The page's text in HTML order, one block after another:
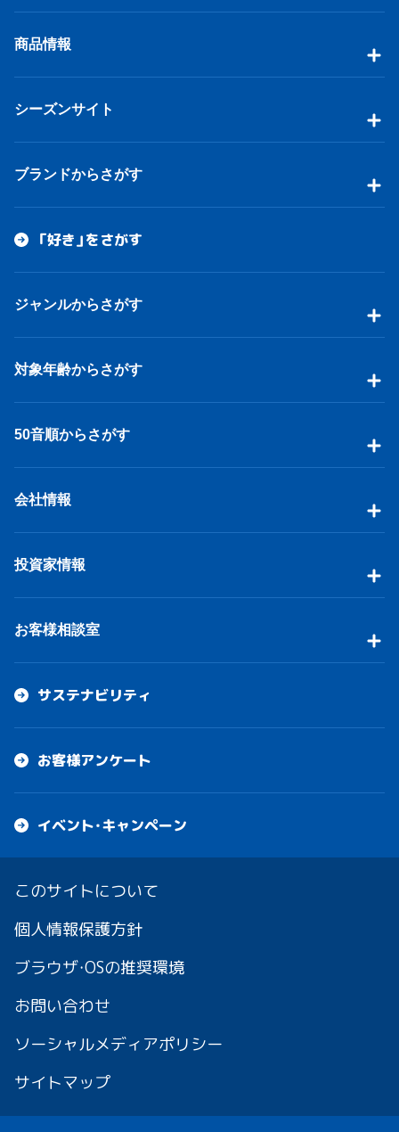
商品情報
シーズンサイト
ブランドからさがす
「好き」をさがす
ジャンルからさがす
対象年齢からさがす
50音順からさがす
会社情報
投資家情報
お客様相談室
サステナビリティ
お客様アンケート
イベント・キャンペーン
このサイトについて
個人情報保護方針
ブラウザ・OSの推奨環境
お問い合わせ
ソーシャルメディアポリシー
サイトマップ